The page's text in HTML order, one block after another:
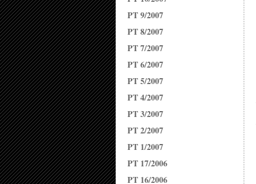
PT 9/2007
PT 8/2007
PT 7/2007
PT 6/2007
PT 5/2007
PT 4/2007
PT 3/2007
PT 2/2007
PT 1/2007
PT 17/2006
PT 16/2006